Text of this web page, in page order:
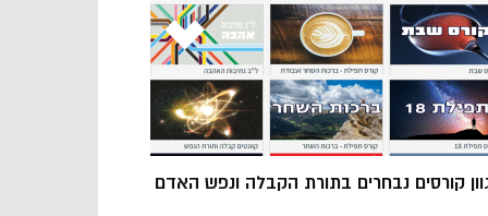
קורסים נבחרים בתורת הקבלה ונפש האדם